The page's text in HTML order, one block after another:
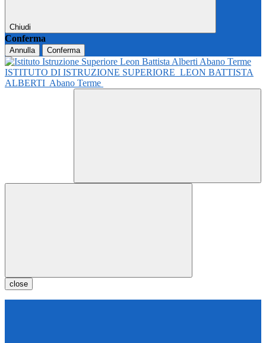
Chiudi
Conferma
Annulla Conferma
ISTITUTO DI ISTRUZIONE SUPERIORE LEON BATTISTA
ALBERTI Abano Terme
close